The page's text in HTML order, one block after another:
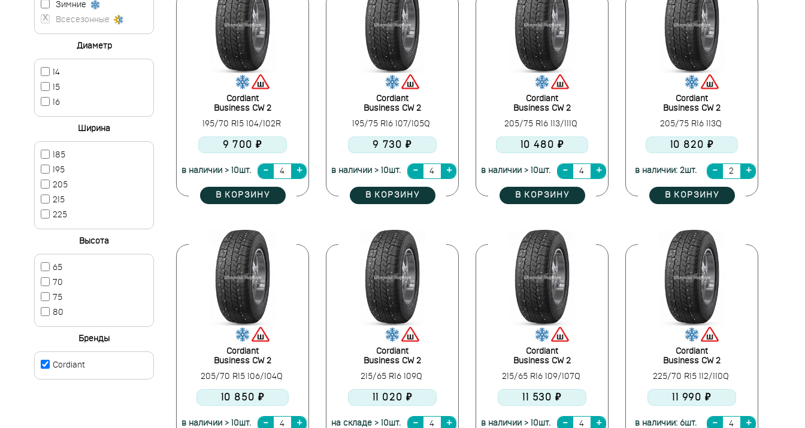
Cordiant
Business CW 2
195/70 R15 104/102R
9 700 ₽
в наличии > 10шт.
В КОРЗИНУ
Cordiant
Business CW 2
195/75 R16 107/105Q
9 730 ₽
в наличии > 10шт.
В КОРЗИНУ
Cordiant
Business CW 2
205/75 R16 113/111Q
10 480 ₽
в наличии > 10шт.
В КОРЗИНУ
Cordiant
Business CW 2
205/75 R16 113Q
10 820 ₽
в наличии: 2шт.
В КОРЗИНУ
Cordiant
Business CW 2
205/70 R15 106/104Q
10 850 ₽
в наличии > 10шт.
Cordiant
Business CW 2
215/65 R16 109Q
11 020 ₽
на складе > 10шт.
Cordiant
Business CW 2
215/65 R16 109/107Q
11 530 ₽
в наличии > 10шт.
Cordiant
Business CW 2
225/70 R15 112/110Q
11 990 ₽
в наличии: 6шт.
Зимние
Всесезонные
Диаметр
14
15
16
Ширина
185
195
205
215
225
Высота
65
70
75
80
Бренды
Cordiant